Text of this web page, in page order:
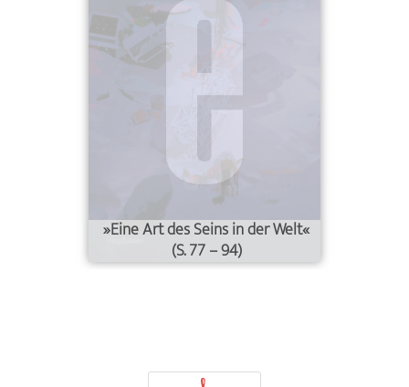
»Eine Art des Seins in der Welt«
(S. 77 – 94)